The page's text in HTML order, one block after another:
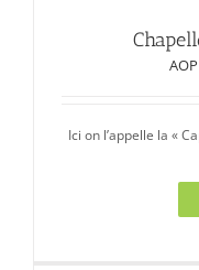
Ici on l’appelle la «